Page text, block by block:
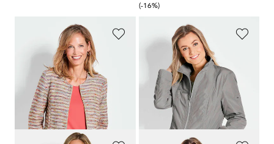
(-16%)
Bouclé-Jacke im Ringel-Look
89,95 €119,95 €
30-Tage-Bestpreis**: 99,95 €
GOLDNER
Modische Übergangsjacke
99,95 €
139,95 €
+ 1
30-Tage-Bestpreis**: 139,95 €